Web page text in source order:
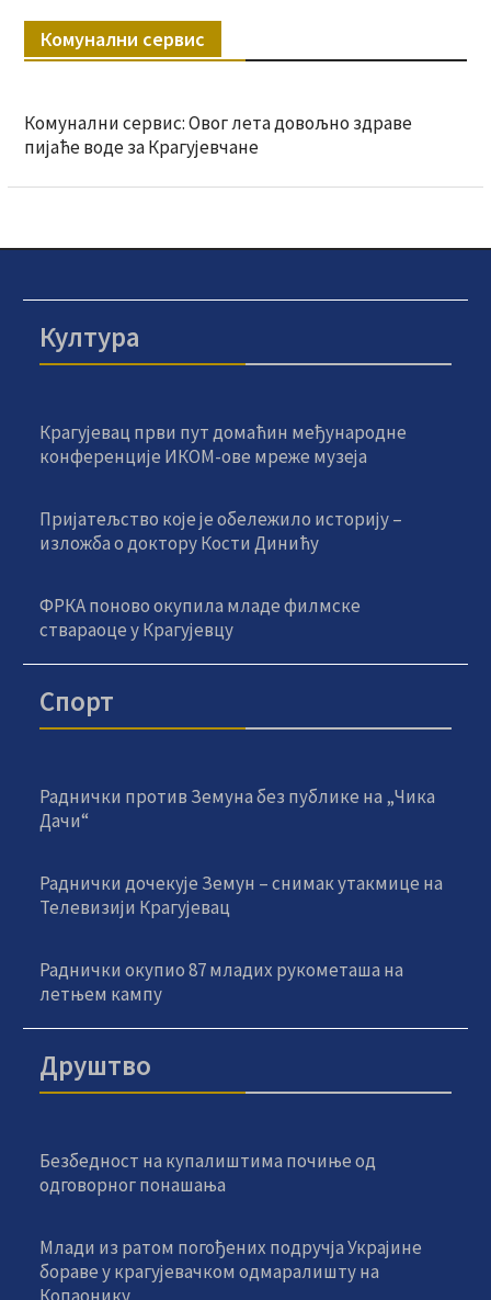
Комунални сервис
Комунални сервис: Овог лета довољно здраве
пијаће воде за Крагујевчане
Култура
Крагујевац први пут домаћин међународне
конференције ИКОМ-ове мреже музеја
Пријатељство које је обележило историју –
изложба о доктору Кости Динићу
ФРКА поново окупила младе филмске
ствараоце у Крагујевцу
Спорт
Раднички против Земуна без публике на „Чика
Дачи“
Раднички дочекује Земун – снимак утакмице на
Телевизији Крагујевац
Раднички окупио 87 младих рукометаша на
летњем кампу
Друштво
Безбедност на купалиштима почиње од
одговорног понашања
Млади из ратом погођених подручја Украјине
бораве у крагујевачком одмаралишту на